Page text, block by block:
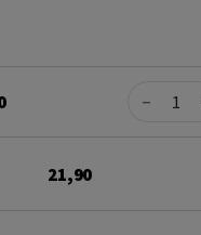
Quantity
−
21,90